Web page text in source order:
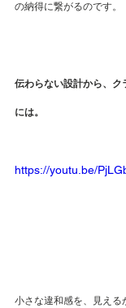
の納得に繋がるのです。
伝わらない設計から、
には。
https://youtu.be/
小さな違和感を、見える